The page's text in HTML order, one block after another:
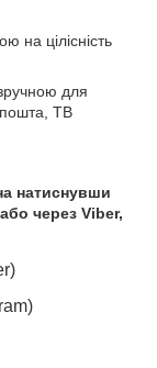
на цілісність
для
ТВ
натиснувши
через Viber,